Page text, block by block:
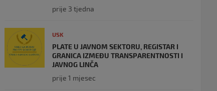
prije 3 tjedna
USK
PLATE U JAVNOM SEKTORU, REGISTAR I
GRANICA IZMEĐU TRANSPARENTNOSTI I
JAVNOG LINČA
prije 1 mjesec